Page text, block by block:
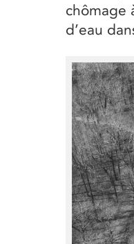
chômage
d’eau